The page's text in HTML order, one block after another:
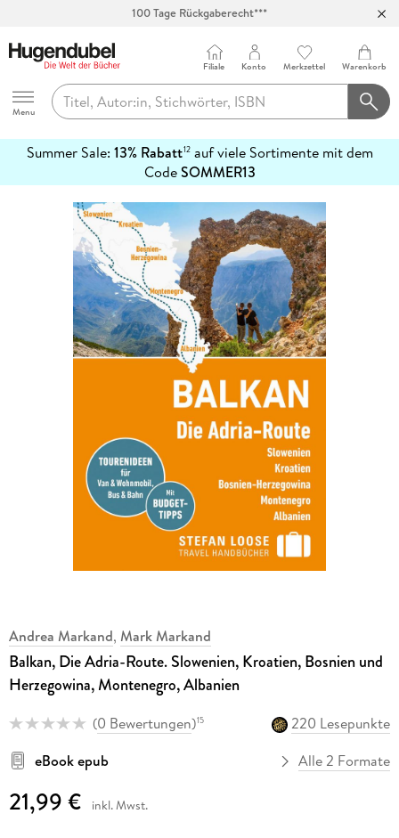
100 Tage Rückgaberecht***
Hugendubel
Menu
Filiale Konto Merkzettel Warenkorb
Summer Sale: 13% Rabatt12auf viele Sortimente mit dem
CodeSOMMER13
erfahren
Andrea Markand, Mark Markand
Balkan, Die Adria-Route. Slowenien, Kroatien, Bosnien und
Herzegowina, Montenegro, Albanien
(0 Bewertungen)15
220 Lesepunkte
eBook epub
Alle 2 Formate
21,99 € inkl. Mwst.